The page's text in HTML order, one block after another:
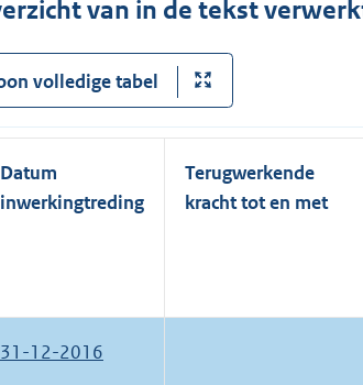
van in de tekst
volledige tabel
Datum
inwerkingtreding
Terugwerkende
kracht tot en met
31-12-2016